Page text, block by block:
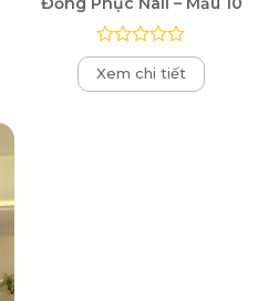
Được
xếp
hạng
Xem chi tiết